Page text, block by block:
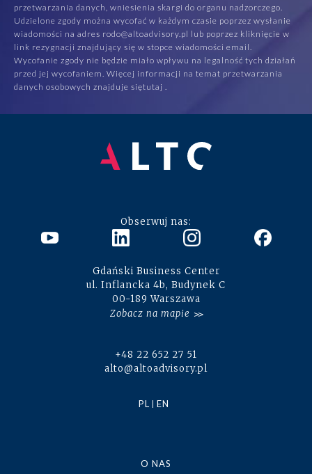
przetwarzania danych, wniesienia skargi do organu nadzorczego.
Udzielone zgody można wycofać w każdym czasie poprzez wysłanie
wiadomości na adres rodo@altoadvisory.pl lub poprzez kliknięcie w
link rezygnacji znajdujący się w stopce wiadomości email.
Wycofanie zgody nie będzie miało wpływu na legalność tych działań
przed jej wycofaniem. Więcej informacji na temat przetwarzania
danych osobowych znajduje siętutaj
Obserwuj nas:
Gdański Business Center
ul. Inflancka 4b, Budynek C
00-189 Warszawa
Zobacz na mapie
+48 22 652 27 51
alto@altoadvisory.pl
PL EN
O NAS